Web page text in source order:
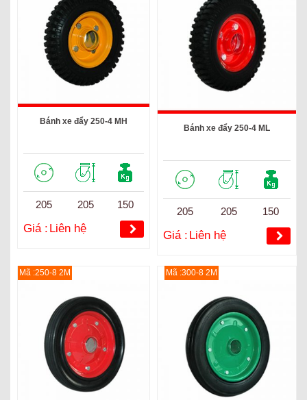
Bánh xe đẩy 250-4 MH
205 205 150
Giá : Liên hệ
Bánh xe đẩy 250-4 ML
205 205 150
Giá : Liên hệ
Mã :250-8 2M Mã :300-8 2M